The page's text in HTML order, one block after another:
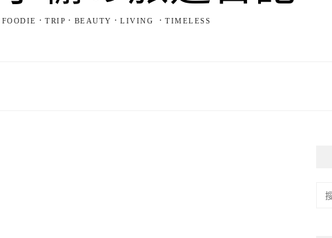
FOODIE．TRIP．BEAUTY．LIVING ．TIMELESS